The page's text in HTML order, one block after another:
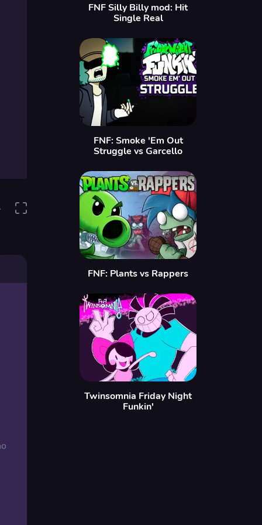
FNF Silly Billy mod: Hit
Single Real
FNF: Smoke 'Em Out
Struggle vs Garcello
FNF: Plants vs Rappers
Twinsomnia Friday Night
Funkin'